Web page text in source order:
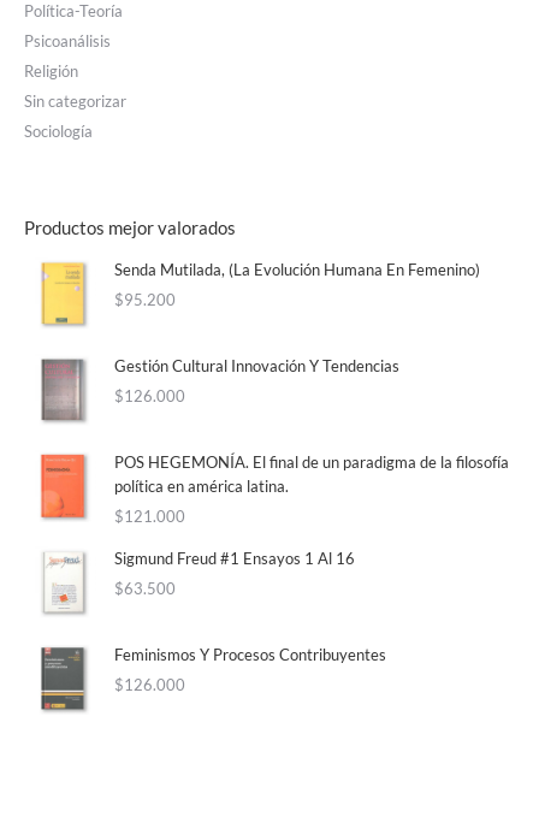
Política-Teoría
Psicoanálisis
Religión
Sin categorizar
Sociología
Productos mejor valorados
Senda Mutilada, (La Evolución Humana En Femenino)
$95.200
Gestión Cultural Innovación Y Tendencias
$126.000
POS HEGEMONÍA. El final de un paradigma de la filosofía
política en américa latina.
$121.000
Sigmund Freud #1 Ensayos 1 Al 16
$63.500
Feminismos Y Procesos Contribuyentes
$126.000